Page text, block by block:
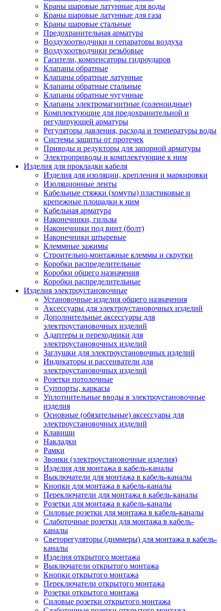
Краны шаровые латунные для воды
Краны шаровые латунные для газа
Краны шаровые стальные
Предохранительная арматура
Воздухоотводчики и сепараторы воздуха
Воздухоотводчики резьбовые
Гасители, компенсаторы гидроударов
Клапаны обратные
Клапаны обратные латунные
Клапаны обратные стальные
Клапаны обратные чугунные
Клапаны электромагнитные (соленоидные)
Комплектующие для предохранительной и
регулирующей арматуры
Регуляторы давления, расхода и температуры воды
Системы защиты от протечек
Приводы и редукторы для запорной арматуры
Электроприводы и комплектующие к ним
Изделия для прокладки кабеля
Изделия для изоляции, крепления и маркировки
Изоляционные ленты
Кабельные стяжки (хомуты) пластиковые и
крепежные площадки к ним
Кабельная арматура
Наконечники, гильзы
Наконечники под винт (болт)
Наконечники штыревые
Клеммные зажимы
Строительно-монтажные клеммы и скрутки
Коробки распределительные
Коробки общего назначения
Коробки распределительные
Изделия электроустановочные
Установочные изделия общего назначения
Аксессуары для электроустановочных изделий
Дополнительные аксессуары для
электроустановочных изделий
Адаптеры и переходники для
электроустановочных изделий
Заглушки для электроустановочных изделий
Индикаторы и рассеиватели для
электроустановочных изделий
Розетки потолочные
Суппорты, каркасы
Уплотнительные вводы в электроустановочные
изделия
Основные (обязательные) аксессуары для
электроустановочных изделий
Клавиши
Накладки
Рамки
Звонки (электроустановочные изделия)
Изделия для монтажа в кабель-каналы
Выключатели для монтажа в кабель-каналы
Кнопки для монтажа в кабель-каналы
Переключатели для монтажа в кабель-каналы
Розетки для монтажа в кабель-каналы
Силовые розетки для монтажа в кабель-каналы
Слаботочные розетки для монтажа в кабель-
каналы
Светорегуляторы (диммеры) для монтажа в кабель-
каналы
Изделия открытого монтажа
Выключатели открытого монтажа
Кнопки открытого монтажа
Переключатели открытого монтажа
Розетки открытого монтажа
Силовые розетки открытого монтажа